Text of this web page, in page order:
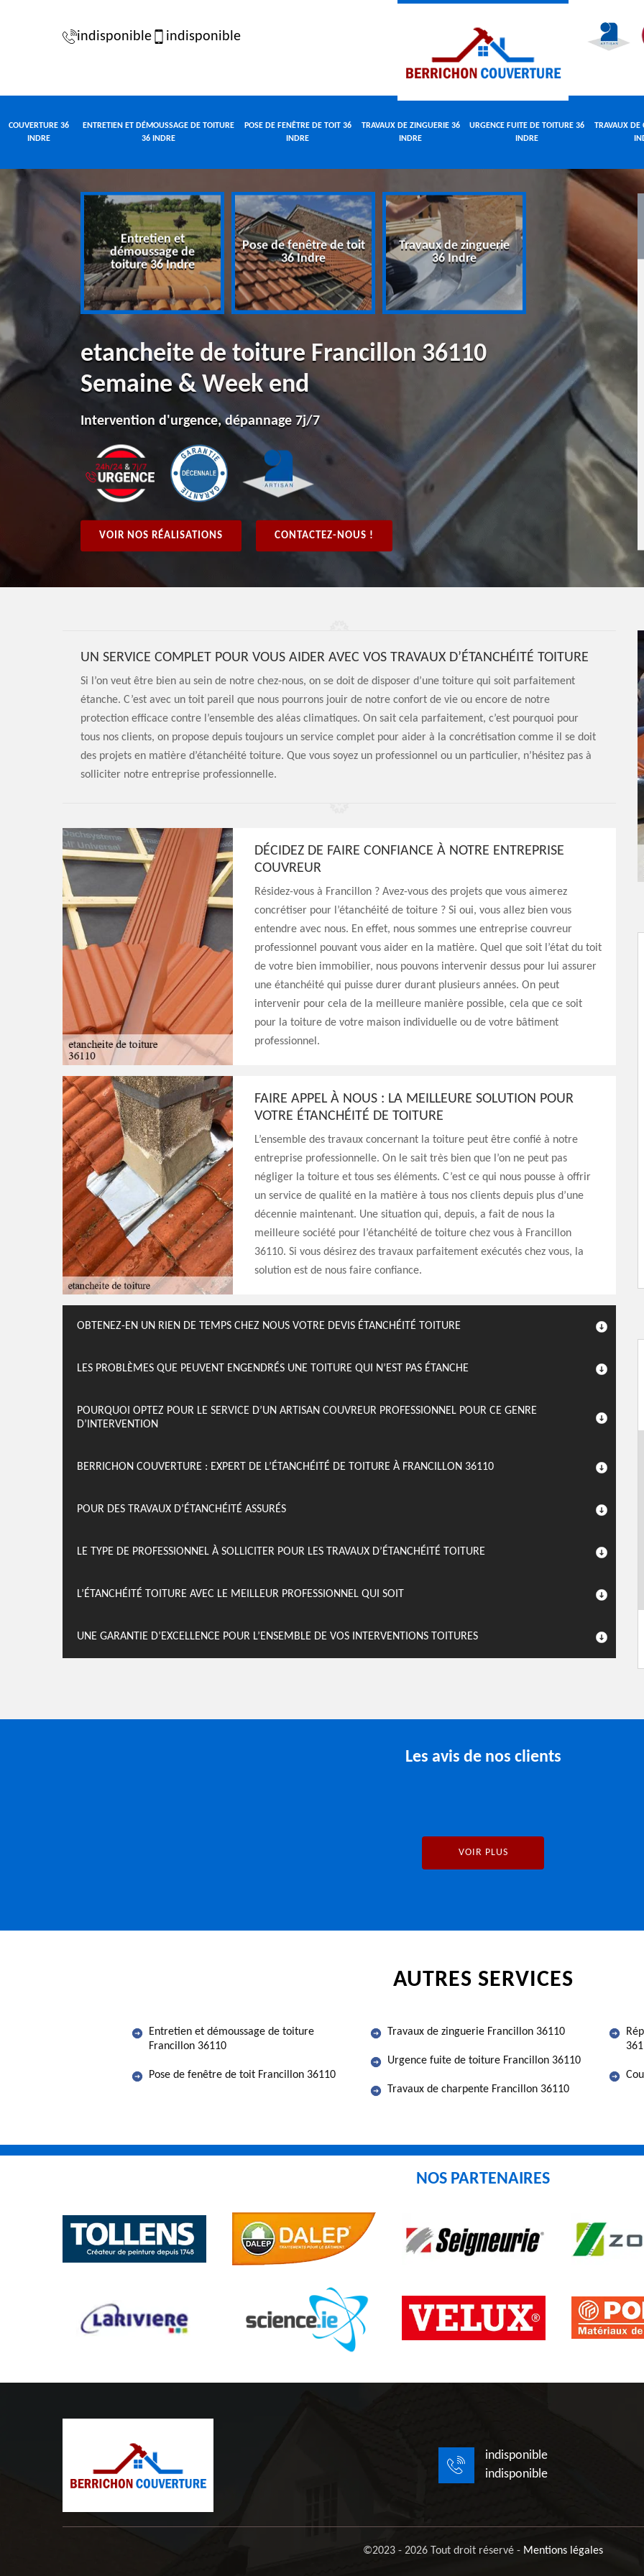
indisponible indisponible
COUVERTURE 36
INDRE
ENTRETIEN ET DÉMOUSSAGE DE TOITURE
36 INDRE
POSE DE FENÊTRE DE TOIT 36
INDRE
TRAVAUX DE ZINGUERIE 36
INDRE
URGENCE FUITE DE TOITURE 36
INDRE
TRAVAUX DE
36 Indre
Entretien et
démoussage de
toiture 36 Indre
Pose de fenêtre de toit
36 Indre
Travaux de zinguerie
36 Indre
Urgence fuite de
toiture 36
etancheite de toiture Francillon 36110
Semaine & Week end
Intervention d'urgence, dépannage 7j/7
VOIR NOS RÉALISATIONS CONTACTEZ-NOUS !
UN SERVICE COMPLET POUR VOUS AIDER AVEC VOS TRAVAUX D’ÉTANCHÉITÉ TOITURE
Si l’on veut être bien au sein de notre chez-nous, on se doit de disposer d’une toiture qui soit parfaitement
étanche. C’est avec un toit pareil que nous pourrons jouir de notre confort de vie ou encore de notre
protection efficace contre l’ensemble des aléas climatiques. On sait cela parfaitement, c’est pourquoi pour
tous nos clients, on propose depuis toujours un service complet pour aider à la concrétisation comme il se doit
des projets en matière d’étanchéité toiture. Que vous soyez un professionnel ou un particulier, n’hésitez pas à
solliciter notre entreprise professionnelle.
DÉCIDEZ DE FAIRE CONFIANCE À NOTRE ENTREPRISE
COUVREUR
Résidez-vous à Francillon ? Avez-vous des projets que vous aimerez
concrétiser pour l’étanchéité de toiture ? Si oui, vous allez bien vous
entendre avec nous. En effet, nous sommes une entreprise couvreur
professionnel pouvant vous aider en la matière. Quel que soit l’état du toit
de votre bien immobilier, nous pouvons intervenir dessus pour lui assurer
une étanchéité qui puisse durer durant plusieurs années. On peut
intervenir pour cela de la meilleure manière possible, cela que ce soit
pour la toiture de votre maison individuelle ou de votre bâtiment
professionnel.
FAIRE APPEL À NOUS : LA MEILLEURE SOLUTION POUR
VOTRE ÉTANCHÉITÉ DE TOITURE
L’ensemble des travaux concernant la toiture peut être confié à notre
entreprise professionnelle. On le sait très bien que l’on ne peut pas
négliger la toiture et tous ses éléments. C’est ce qui nous pousse à offrir
un service de qualité en la matière à tous nos clients depuis plus d’une
décennie maintenant. Une situation qui, depuis, a fait de nous la
meilleure société pour l’étanchéité de toiture chez vous à Francillon
36110. Si vous désirez des travaux parfaitement exécutés chez vous, la
solution est de nous faire confiance.
OBTENEZ-EN UN RIEN DE TEMPS CHEZ NOUS VOTRE DEVIS ÉTANCHÉITÉ TOITURE
LES PROBLÈMES QUE PEUVENT ENGENDRÉS UNE TOITURE QUI N’EST PAS ÉTANCHE
POURQUOI OPTEZ POUR LE SERVICE D’UN ARTISAN COUVREUR PROFESSIONNEL POUR CE GENRE
D’INTERVENTION
BERRICHON COUVERTURE : EXPERT DE L’ÉTANCHÉITÉ DE TOITURE À FRANCILLON 36110
POUR DES TRAVAUX D’ÉTANCHÉITÉ ASSURÉS
LE TYPE DE PROFESSIONNEL À SOLLICITER POUR LES TRAVAUX D’ÉTANCHÉITÉ TOITURE
L’ÉTANCHÉITÉ TOITURE AVEC LE MEILLEUR PROFESSIONNEL QUI SOIT
UNE GARANTIE D’EXCELLENCE POUR L’ENSEMBLE DE VOS INTERVENTIONS TOITURES
Les avis de nos clients
VOIR PLUS
AUTRES SERVICES
Entretien et démoussage de toiture
Francillon 36110
Pose de fenêtre de toit Francillon 36110
Travaux de zinguerie Francillon 36110
Urgence fuite de toiture Francillon 36110
Travaux de charpente Francillon 36110
NOS PARTENAIRES
indisponible
indisponible
©2023 - 2026 Tout droit réservé - Mentions légales